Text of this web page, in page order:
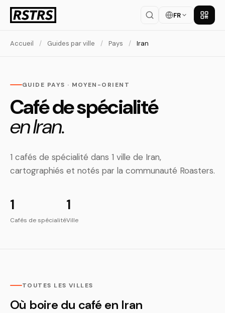
FR
Accueil / Guides par ville / Pays / Iran
GUIDE PAYS · MOYEN-ORIENT
Café de spécialité
en Iran.
1 cafés de spécialité dans 1 ville de Iran,
cartographiés et notés par la communauté Roasters.
1
Cafés de spécialité
1
Ville
TOUTES LES VILLES
Où boire du café en Iran